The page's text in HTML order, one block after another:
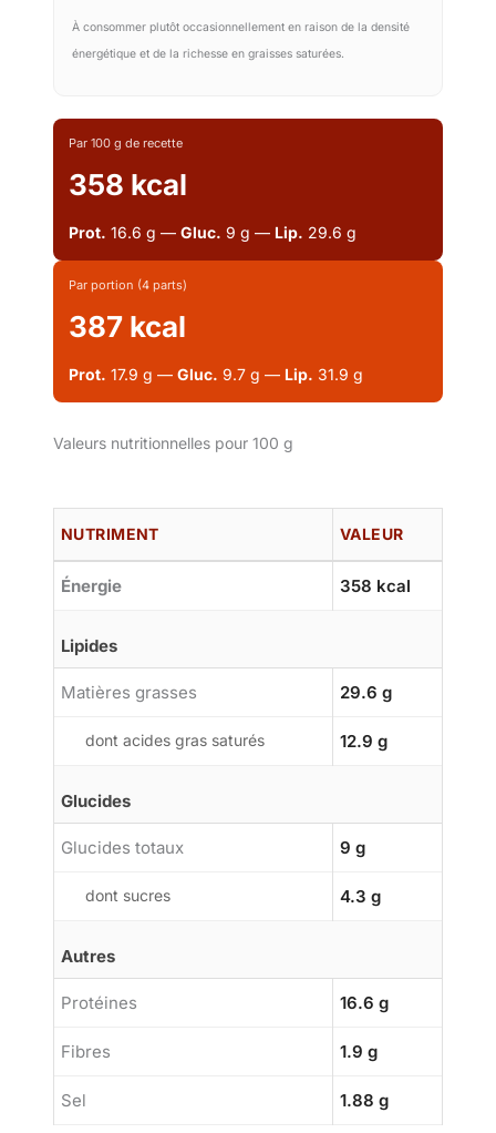
À consommer plutôt occasionnellement en raison de la densité
énergétique et de la richesse en graisses saturées.
Par 100 g de recette
358 kcal
Prot. 16.6 g — Gluc. 9 g — Lip. 29.6 g
Par portion (4 parts)
387 kcal
Prot. 17.9 g — Gluc. 9.7 g — Lip. 31.9 g
Valeurs nutritionnelles pour 100 g
NUTRIMENT VALEUR
Énergie 358 kcal
Lipides
Matières grasses 29.6 g
dont acides gras saturés 12.9 g
Glucides
Glucides totaux 9 g
dont sucres 4.3 g
Autres
Protéines 16.6 g
Fibres 1.9 g
Sel 1.88 g